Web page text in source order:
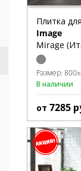
Плитка
Image
Mirage
Размер:
В наличии
от 7285